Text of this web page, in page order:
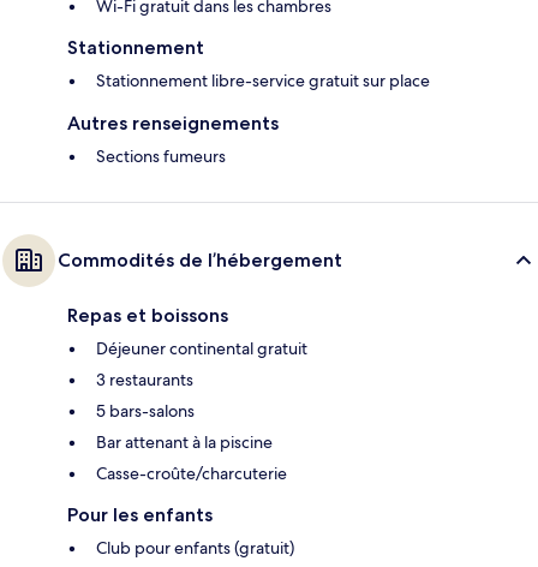
Wi-Fi gratuit dans les chambres
Stationnement
Stationnement libre-service gratuit sur place
Autres renseignements
Sections fumeurs
Commodités de l’hébergement
Repas et boissons
Déjeuner continental gratuit
3 restaurants
5 bars-salons
Bar attenant à la piscine
Casse-croûte/charcuterie
Pour les enfants
Club pour enfants (gratuit)